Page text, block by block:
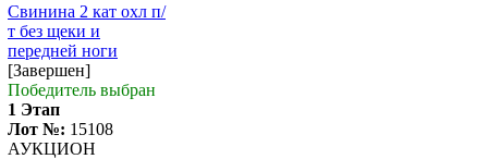
Свинина 2 кат охл п/
т без щеки и
передней ноги
[Завершен]
Победитель выбран
1 Этап
Лот №: 15108
АУКЦИОН